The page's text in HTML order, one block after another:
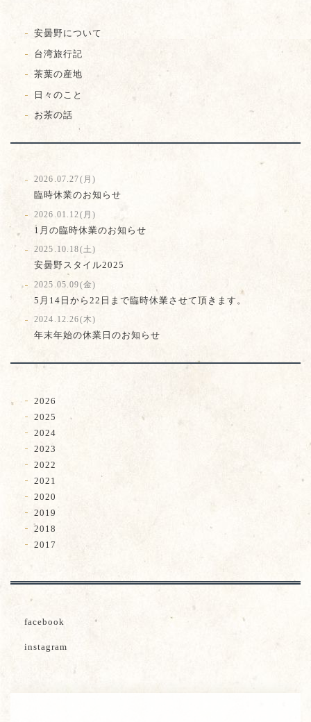
安曇野について
台湾旅行記
茶葉の産地
日々のこと
お茶の話
2026.07.27(月)
臨時休業のお知らせ
2026.01.12(月)
1月の臨時休業のお知らせ
2025.10.18(土)
安曇野スタイル2025
2025.05.09(金)
5月14日から22日まで臨時休業させて頂きます。
2024.12.26(木)
年末年始の休業日のお知らせ
2026
2025
2024
2023
2022
2021
2020
2019
2018
2017
facebook
instagram